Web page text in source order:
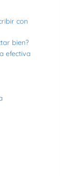
con
bien?
efectiva